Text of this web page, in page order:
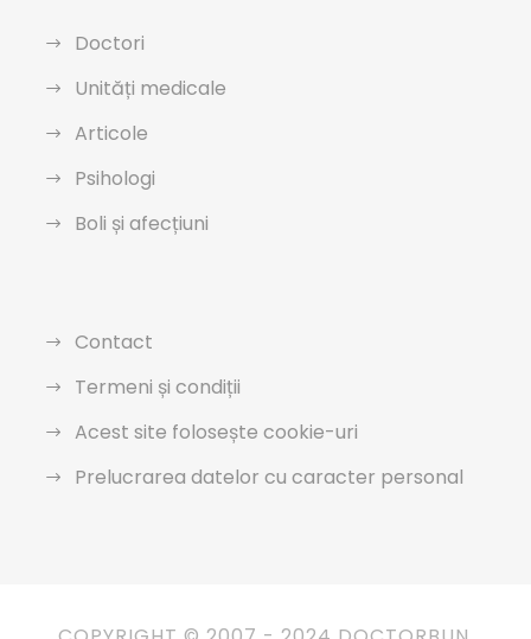
Doctori
Unități medicale
Articole
Psihologi
Boli și afecțiuni
Contact
Termeni și condiții
Acest site folosește cookie-uri
Prelucrarea datelor cu caracter personal